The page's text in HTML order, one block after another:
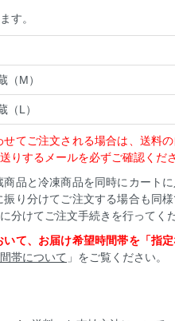
す。
（M）
（L）
てご注文される場合は、送料
りするメールを必ずご確認くださ
商品と冷凍商品を同時にカート
り分けてご注文する場合も同
分けてご注文手続きを行ってくだ
て、お届け希望時間帯を「指
帯について 」をご覧ください。